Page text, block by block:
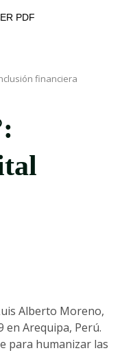
PDF
financiera
Alberto Moreno,
en Arequipa, Perú.
para humanizar las